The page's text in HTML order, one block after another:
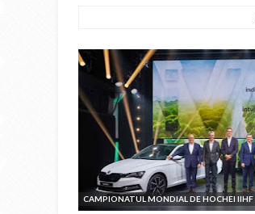
CAMPIONATUL MONDIAL DE HOCHEI IIHF